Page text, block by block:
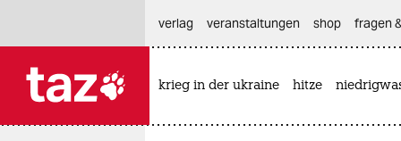
verlag
veranstaltungen shop fragen
krieg in der ukraine hitze